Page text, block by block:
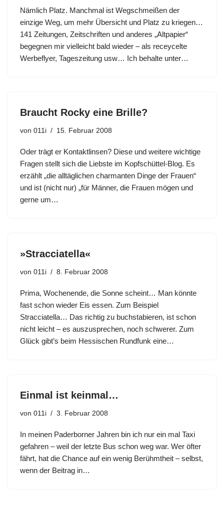
Nämlich Platz. Manchmal ist Wegschmeißen der
einzige Weg, um mehr Übersicht und Platz zu kriegen…
141 Zeitungen, Zeitschriften und anderes „Altpapier“
begegnen mir vielleicht bald wieder – als receycelte
Werbeflyer, Tageszeitung usw… Ich behalte unter…
Braucht Rocky eine Brille?
von 011i 15. Februar 2008
Oder trägt er Kontaktlinsen? Diese und weitere wichtige
Fragen stellt sich die Liebste im Kopfschüttel-Blog. Es
erzählt „die alltäglichen charmanten Dinge der Frauen“
und ist (nicht nur) „für Männer, die Frauen mögen und
gerne um…
»Stracciatella«
von 011i 8. Februar 2008
Prima, Wochenende, die Sonne scheint… Man könnte
fast schon wieder Eis essen. Zum Beispiel
Stracciatella… Das richtig zu buchstabieren, ist schon
nicht leicht – es auszusprechen, noch schwerer. Zum
Glück gibt’s beim Hessischen Rundfunk eine…
Einmal ist keinmal…
von 011i 3. Februar 2008
In meinen Paderborner Jahren bin ich nur ein mal Taxi
gefahren – weil der letzte Bus schon weg war. Wer öfter
fährt, hat die Chance auf ein wenig Berühmtheit – selbst,
wenn der Beitrag in…